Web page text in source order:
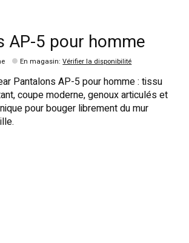
AP-5 pour homme
En magasin:Vérifier la disponibilité
Pantalons AP-5 pour homme : tissu
coupe moderne, genoux articulés et
pour bouger librement du mur